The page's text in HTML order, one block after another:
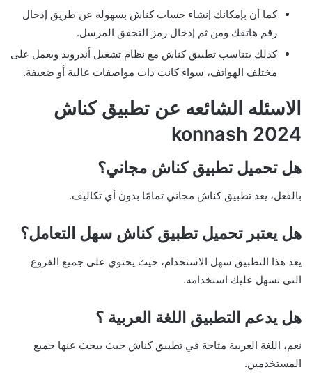
كما أن بإمكانك إنشاء حساب كناش بسهولة عن طريق إدخال
رقم هاتفك ومن ثم إدخال رمز التحقق المرسل.
كذلك يتناسب تطبيق كناش مع نظام تشغيل أندرويد ويعمل على
مختلف الهواتف، سواء كانت ذات مواصفات عالية أو ضعيفة.
الاسئله الشائعه عن تطبيق كناش
2024 konnash
هل تحميل تطبيق كناش مجاني؟
بالفعل، يعد تطبيق كناش مجاني تمامًا بدون أي تكاليف.
هل يعتبر تحميل تطبيق كناش سهل التعامل؟
يعد هذا التطبيق سهل الاستخدام، حيث يحتوي على جميع الفروع
التي تسهل عليك استخدامه.
هل يدعم التطبيق اللغة العربية ؟
نعم، اللغة العربية متاحة في تطبيق كناش حيث يبحث عنها جميع
المستخدمين.